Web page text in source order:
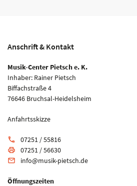
Anschrift & Kontakt
Musik-Center Pietsch e. K.
Inhaber: Rainer Pietsch
Biffachstraße 4
76646 Bruchsal-Heidelsheim
Anfahrtsskizze
phone 07251 / 55816
print 07251 / 56630
email info@musik-pietsch.de
Öffnungszeiten